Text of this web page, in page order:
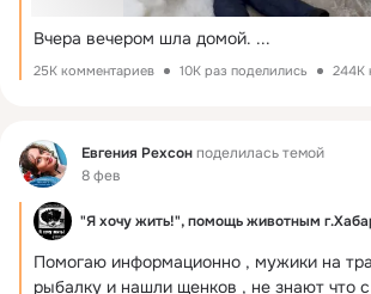
Вчера вечером шла домой. ...
25K комментариев 10K раз поделились 244K
Фид Евгения Рехсонподелилась темой
8 фев
"Я хочу жить!", помощь животным
Помогаю информационно , мужики на
рыбалку и нашли щенков , не знают что